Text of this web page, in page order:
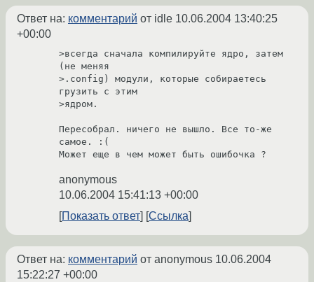
Ответ на: комментарий от idle 10.06.2004 13:40:25
+00:00
>всегда сначала компилируйте ядро, затем
(не меняя
>.config) модули, которые собираетесь
грузить с этим
>ядром.
Пересобрал. ничего не вышло. Все то-же
самое. :(
anonymous
10.06.2004 15:41:13 +00:00
Показать ответ
Ссылка
Ответ на: комментарий от anonymous 10.06.2004
15:22:27 +00:00